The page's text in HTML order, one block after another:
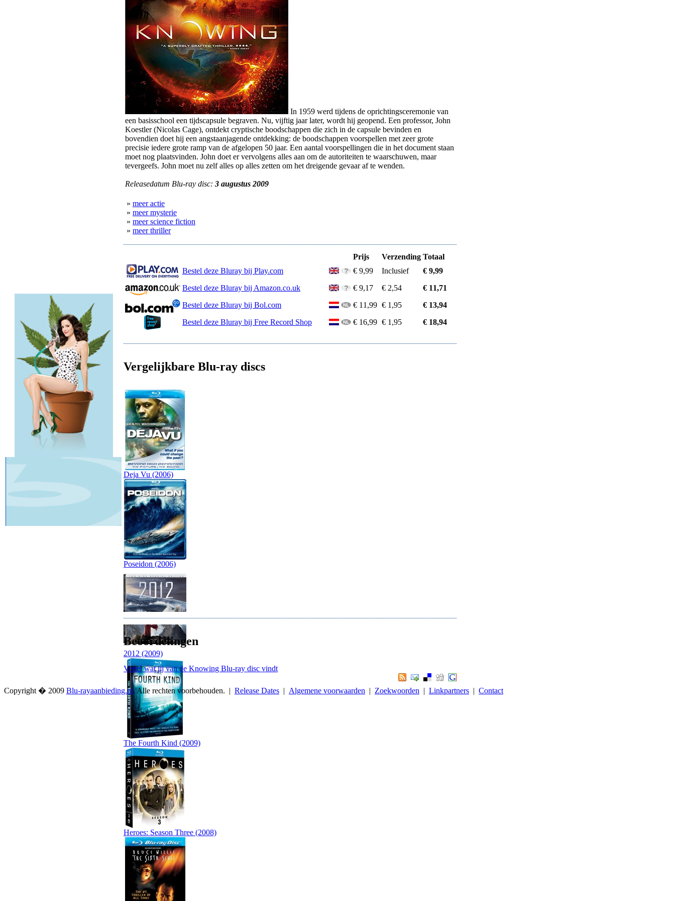
In 1959 werd tijdens de oprichtingsceremonie van
een basisschool een tijdscapsule begraven. Nu, vijftig jaar later, wordt hij geopend. Een professor, John
Koestler (Nicolas Cage), ontdekt cryptische boodschappen die zich in de capsule bevinden en
bovendien doet hij een angstaanjagende ontdekking: de boodschappen voorspellen met zeer grote
precisie iedere grote ramp van de afgelopen 50 jaar. Een aantal voorspellingen die in het document staan
moet nog plaatsvinden. John doet er vervolgens alles aan om de autoriteiten te waarschuwen, maar
tevergeefs. John moet nu zelf alles op alles zetten om het dreigende gevaar af te wenden.
Releasedatum Blu-ray disc: 3 augustus 2009
» meer actie
» meer mysterie
» meer science fiction
» meer thriller
Prijs Verzending Totaal
Bestel deze Bluray bij Play.com
€ 9,99 Inclusief
€ 9,99
Bestel deze Bluray bij Amazon.co.uk
€ 9,17 € 2,54
€ 11,71
Bestel deze Bluray bij Bol.com
€ 11,99 € 1,95
€ 13,94
Bestel deze Bluray bij Free Record Shop
€ 16,99 € 1,95 € 18,94
Vergelijkbare Blu-ray discs
Deja Vu (2006)
Poseidon (2006)
2012 (2009)
The Fourth Kind (2009)
Heroes: Season Three (2008)
Beoordelingen
Vertel wat jij van de Knowing Blu-ray disc vindt
Copyright � 2009 Blu-rayaanbieding.nl. Alle rechten voorbehouden. | Release Dates | Algemene voorwaarden | Zoekwoorden | Linkpartners | Contact